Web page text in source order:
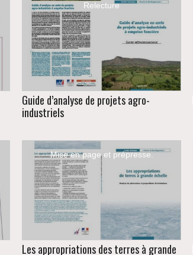
Relecture
Guide d’analyse de projets agro-
industriels
Mise en page et prépresse.
Les appropriations des terres à grande